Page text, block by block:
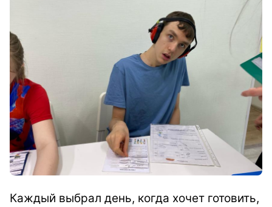
Каждый выбрал день, когда хочет готовить,